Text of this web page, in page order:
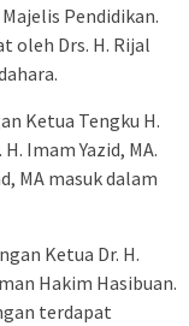
Pendidikan.
oleh Drs. H. Rijal
Ketua Tengku H.
Imam Yazid, MA.
MA masuk dalam
Ketua Dr. H.
Hakim Hasibuan.
terdapat